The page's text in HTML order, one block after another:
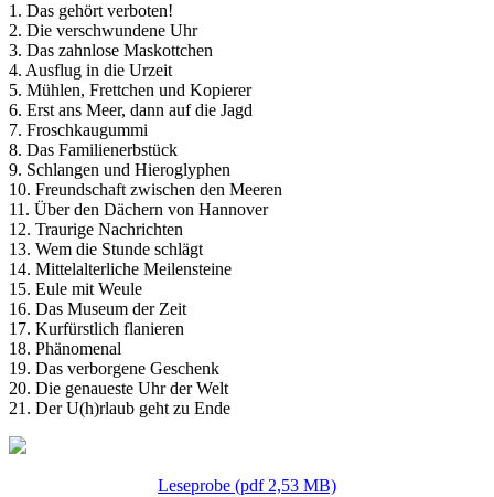
1. Das gehört verboten!
2. Die verschwundene Uhr
3. Das zahnlose Maskottchen
4. Ausflug in die Urzeit
5. Mühlen, Frettchen und Kopierer
6. Erst ans Meer, dann auf die Jagd
7. Froschkaugummi
8. Das Familienerbstück
9. Schlangen und Hieroglyphen
10. Freundschaft zwischen den Meeren
11. Über den Dächern von Hannover
12. Traurige Nachrichten
13. Wem die Stunde schlägt
14. Mittelalterliche Meilensteine
15. Eule mit Weule
16. Das Museum der Zeit
17. Kurfürstlich flanieren
18. Phänomenal
19. Das verborgene Geschenk
20. Die genaueste Uhr der Welt
21. Der U(h)rlaub geht zu Ende
Leseprobe (pdf 2,53 MB)